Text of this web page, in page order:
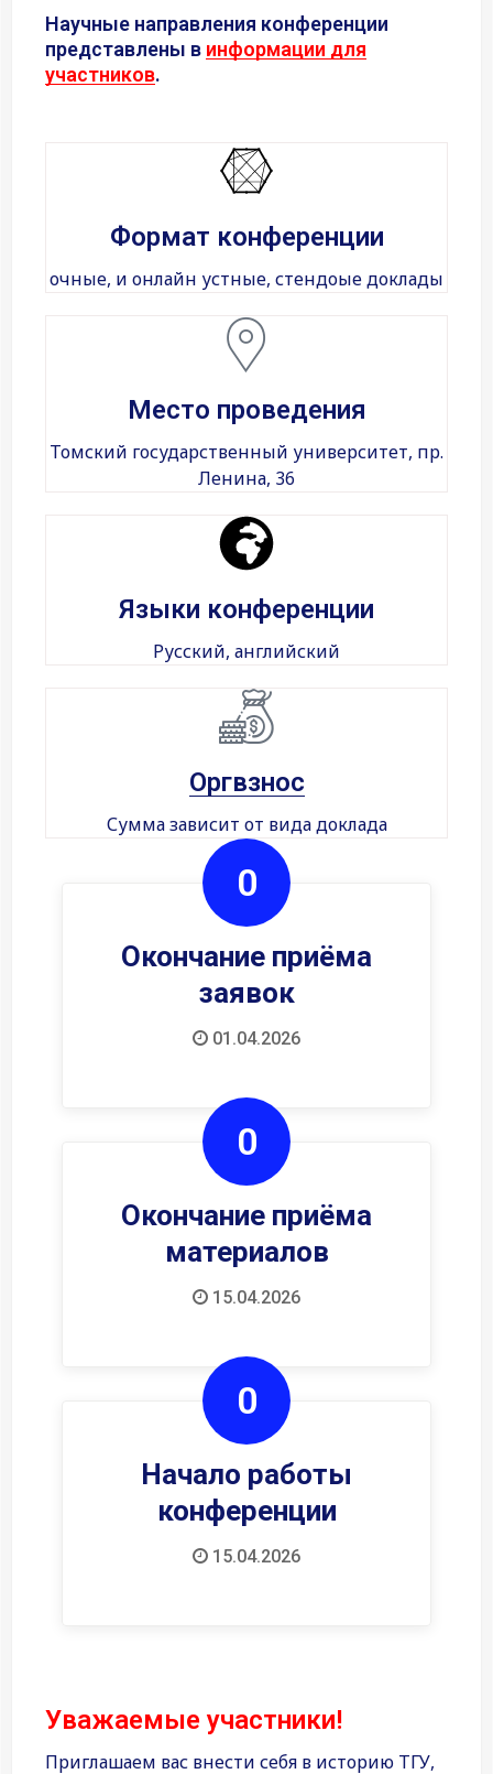
Научные направления конференции
представлены в информации для
участников.
Формат конференции
очные, и онлайн устные, стендоые доклады
Место проведения
Томский государственный университет, пр.
Ленина, 36
Языки конференции
Русский, английский
Оргвзнос
Сумма зависит от вида доклада
0
Окончание приёма
заявок
01.04.2026
0
Окончание приёма
материалов
15.04.2026
0
Начало работы
конференции
15.04.2026
Уважаемые участники!
Приглашаем вас внести себя в историю ТГУ,